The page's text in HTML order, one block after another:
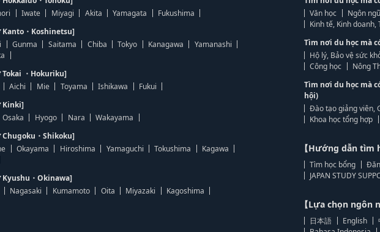
Iwate Miyagi Akita Yamagata
Fukushima
・Koshinetsu]
Gunma Saitama Chiba Tokyo Kanagawa
Yamanashi
・Hokuriku]
Aichi Mie Toyama Ishikawa
Fukui
Kinki]
Osaka Hyogo Nara
Wakayama
・Shikoku]
Okayama Hiroshima Yamaguchi Tokushima
Kagawa
・Okinawa]
Nagasaki Kumamoto Oita Miyazaki
Kagoshima
Văn học
Ngôn
Kinh tế, Kinh doanh,
Tìm nơi du học mà
Hộ lý, Bảo vệ sức
Công học
Nông
Tìm nơi du học mà
hội)
Đào tạo giảng viên,
Khoa học tổng hợp
【Hướng dẫn tìm
Tìm học bổng
JAPAN STUDY
【Lựa chọn ngôn
日本語 English